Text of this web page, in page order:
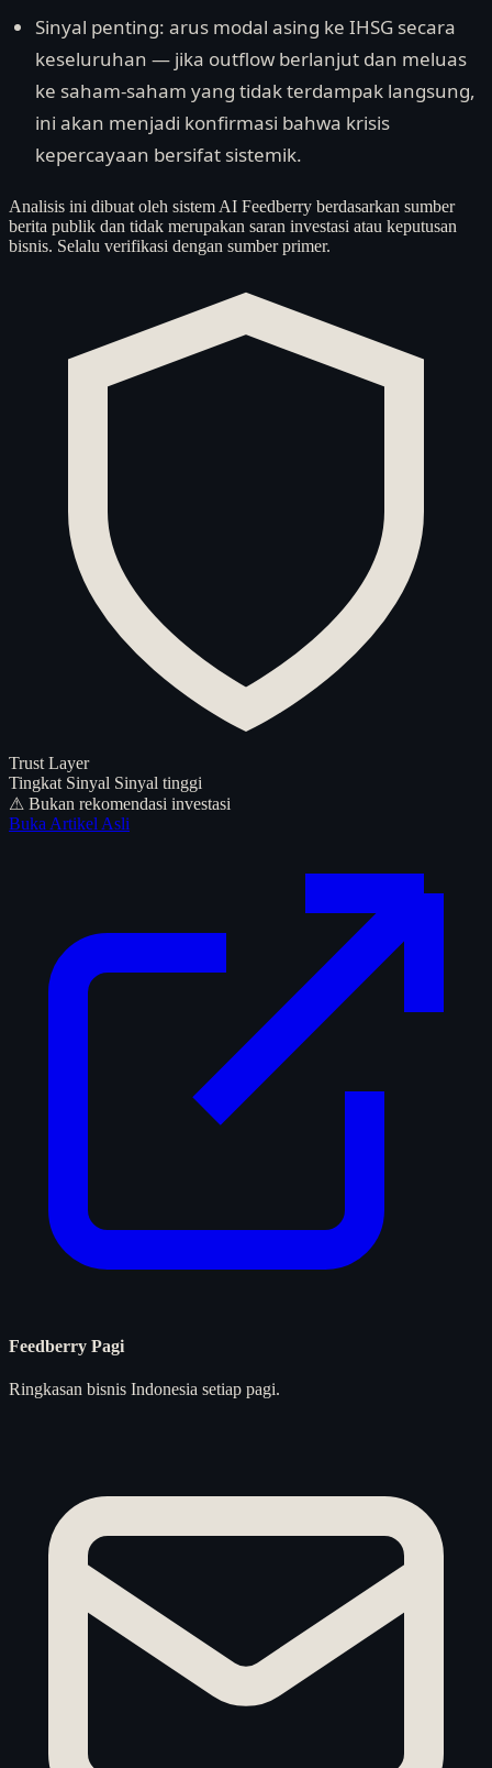
Sinyal penting: arus modal asing ke IHSG secara
keseluruhan — jika outflow berlanjut dan meluas
ke saham-saham yang tidak terdampak langsung,
ini akan menjadi konfirmasi bahwa krisis
kepercayaan bersifat sistemik.
Analisis ini dibuat oleh sistem AI Feedberry berdasarkan sumber
berita publik dan tidak merupakan saran investasi atau keputusan
bisnis. Selalu verifikasi dengan sumber primer.
Trust Layer
Tingkat Sinyal Sinyal tinggi
⚠ Bukan rekomendasi investasi
Buka Artikel Asli
Feedberry Pagi
Ringkasan bisnis Indonesia setiap pagi.